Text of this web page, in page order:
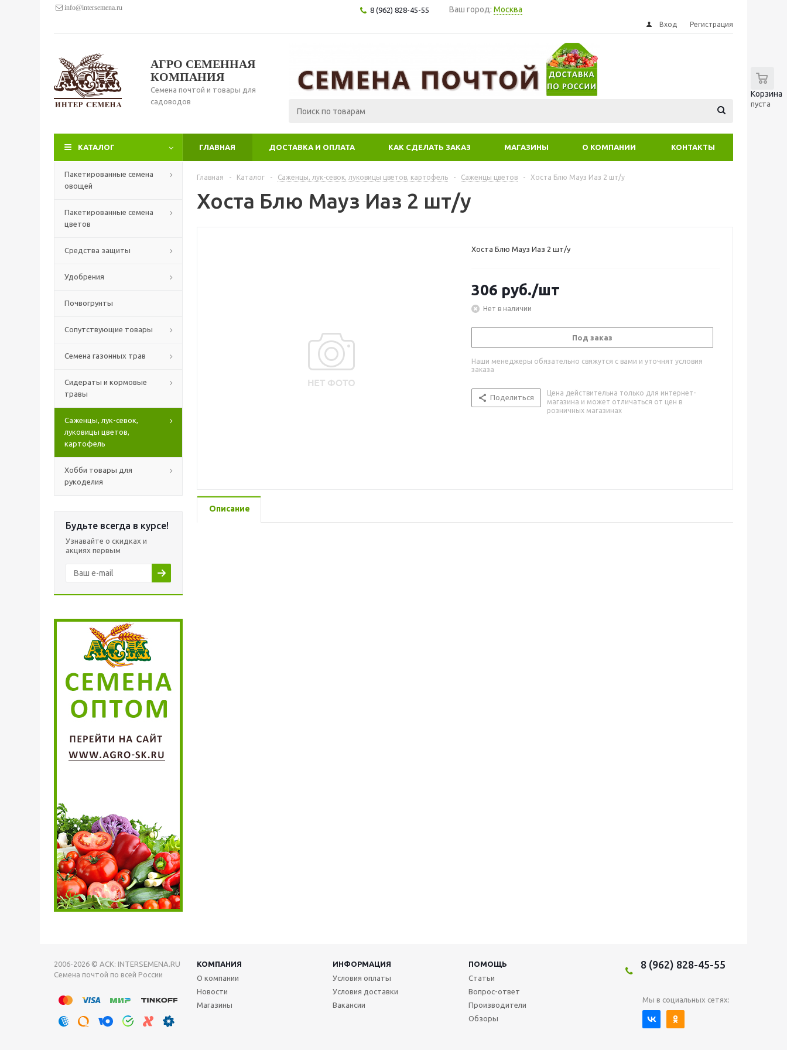
info@intersemena.ru 8 (962) 828-45-55 Ваш город: Москва
Вход Регистрация
АГРО СЕМЕННАЯ
КОМПАНИЯ
Семена почтой и товары для
садоводов
Корзина
пуста
КАТАЛОГ ГЛАВНАЯ ДОСТАВКА И ОПЛАТА КАК СДЕЛАТЬ ЗАКАЗ МАГАЗИНЫ О КОМПАНИИ КОНТАКТЫ
Пакетированные семена
овощей
Пакетированные семена
цветов
Средства защиты
Удобрения
Почвогрунты
Сопутствующие товары
Семена газонных трав
Сидераты и кормовые
травы
Саженцы, лук-севок,
луковицы цветов,
картофель
Хобби товары для
рукоделия
Будьте всегда в курсе!
Узнавайте о скидках и
акциях первым
Главная - Каталог - Саженцы, лук-севок, луковицы цветов, картофель - Саженцы цветов - Хоста Блю Мауз Иаз 2 шт/у
Хоста Блю Мауз Иаз 2 шт/у
Хоста Блю Мауз Иаз 2 шт/у
306 руб./шт
Нет в наличии
Под заказ
Наши менеджеры обязательно свяжутся с вами и уточнят условия
заказа
Поделиться
Цена действительна только для интернет-
магазина и может отличаться от цен в
розничных магазинах
Описание
2006-2026 © АСК: INTERSEMENA.RU
Семена почтой по всей России
КОМПАНИЯ ИНФОРМАЦИЯ
ПОМОЩЬ
О компании
Новости
Магазины
Условия оплаты
Условия доставки
Вакансии
Статьи
Вопрос-ответ
Производители
Обзоры
8 (962) 828-45-55
Мы в социальных сетях: